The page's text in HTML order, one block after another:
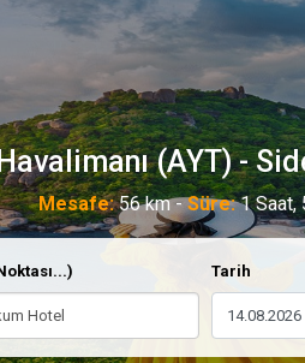
(AYT) -
Mesafe:56 km -Süre:1 Saat,
Tarih